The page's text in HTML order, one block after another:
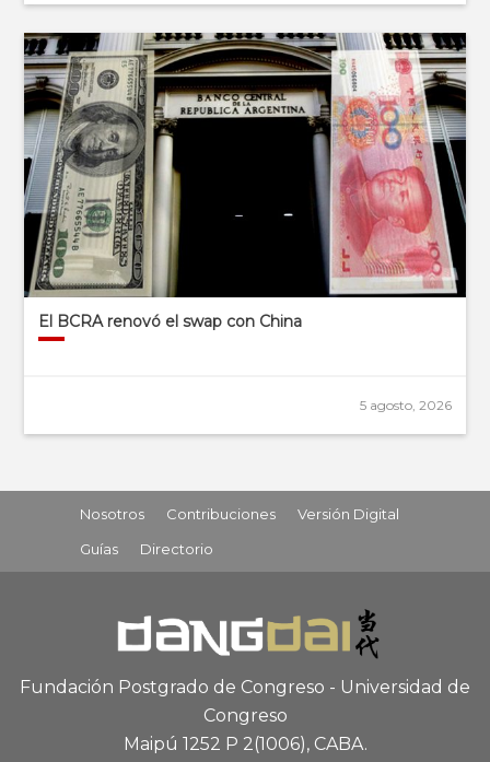
El BCRA renovó el swap con China
5 agosto, 2026
Nosotros Contribuciones
Versión Digital
Guías
Directorio
Fundación Postgrado de Congreso - Universidad de
Congreso
Maipú 1252 P 2(1006), CABA.